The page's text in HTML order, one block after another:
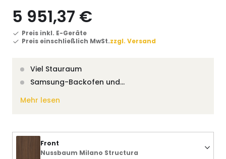
5 951,37 €
Preis inkl. E-Geräte
Preis einschließlich MwSt.zzgl. Versand
Viel Stauraum
Samsung-Backofen und…
Mehr lesen
Front
Nussbaum Milano Structura